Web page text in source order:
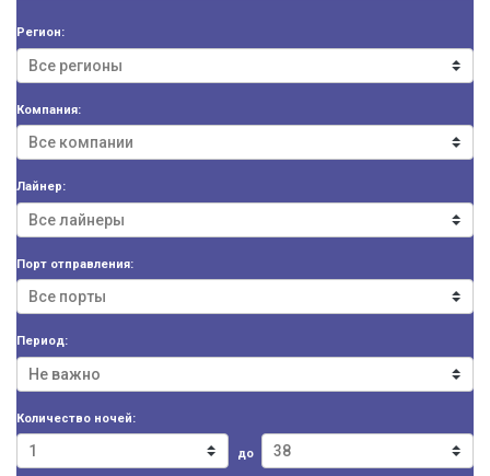
Регион:
Компания:
Лайнер:
Порт отправления:
Период:
Количество ночей:
до